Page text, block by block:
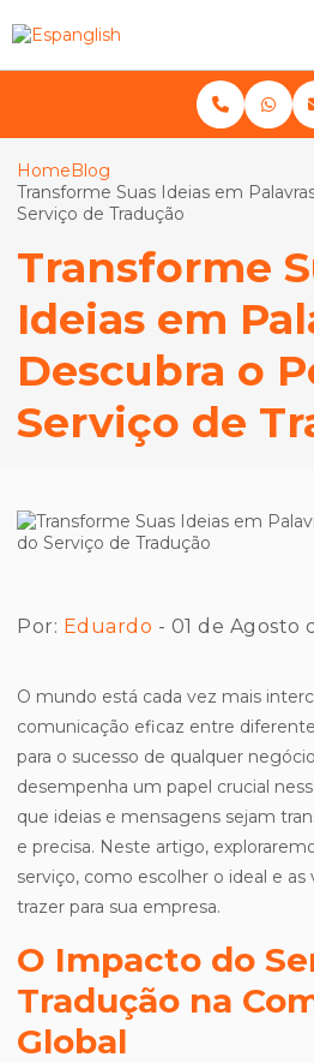
HomeBlog
Transforme Suas Ideias em
Serviço de Tradução
Transforme
Ideias em
Descubra o
Serviço de
Por: Eduardo - 01 de Agosto
O mundo está cada vez mais
comunicação eficaz entre
para o sucesso de qualquer
desempenha um papel crucial
que ideias e mensagens sejam
e precisa. Neste artigo,
serviço, como escolher o ideal e
trazer para sua empresa.
O Impacto do
Tradução na
Global